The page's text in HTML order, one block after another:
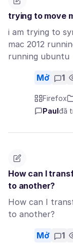
trying to move
i am trying to
mac 2012
running ubuntu
Mở 1
Firefox
Paul đã
How can I
to another?
How can I
to another?
Mở 1